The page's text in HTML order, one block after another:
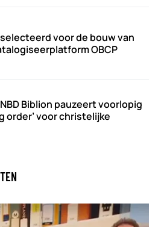
voor de bouw van
OBCP
Biblion pauzeert voorlopig
order’ voor christelijke